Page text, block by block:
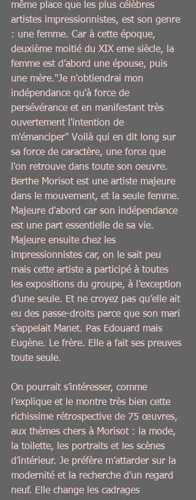
même place que les plus célèbres
artistes impressionnistes, est son genre
: une femme. Car à cette époque,
deuxième moitié du XIX eme siècle, la
femme est d’abord une épouse, puis
une mère.''Je n'obtiendrai mon
indépendance qu'à force de
persévérance et en manifestant très
ouvertement l'intention de
m'émanciper'' Voilà qui en dit long sur
sa force de caractère, une force que
l'on retrouve dans toute son oeuvre.
Berthe Morisot est une artiste majeure
dans le mouvement, et la seule femme.
Majeure d'abord car son indépendance
est une part essentielle de sa vie.
Majeure ensuite chez les
impressionnistes car, on le sait peu
mais cette artiste a participé à toutes
les expositions du groupe, à l’exception
d’une seule. Et ne croyez pas qu’elle ait
eu des passe-droits parce que son mari
s’appelait Manet. Pas Edouard mais
Eugène. Le frère. Elle a fait ses preuves
toute seule.
On pourrait s’intéresser, comme
l’explique et le montre très bien cette
richissime rétrospective de 75 œuvres,
aux thèmes chers à Morisot : la mode,
la toilette, les portraits et les scènes
d’intérieur. Je préfère m’attarder sur la
modernité et la recherche d’un regard
neuf. Elle change les cadrages